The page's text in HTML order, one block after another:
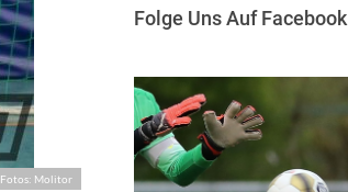
Fotos: Molitor
Folge Uns Auf Facebook